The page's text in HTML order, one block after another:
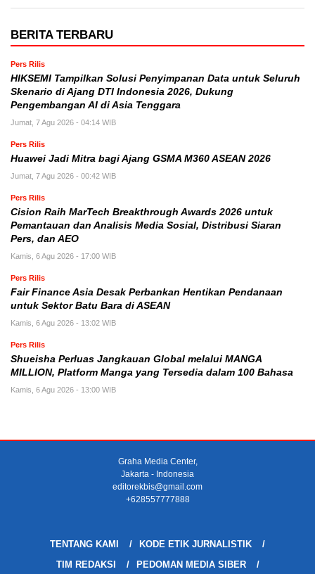
BERITA TERBARU
Pers Rilis
HIKSEMI Tampilkan Solusi Penyimpanan Data untuk Seluruh
Skenario di Ajang DTI Indonesia 2026, Dukung
Pengembangan AI di Asia Tenggara
Jumat, 7 Agu 2026 - 04:14 WIB
Pers Rilis
Huawei Jadi Mitra bagi Ajang GSMA M360 ASEAN 2026
Jumat, 7 Agu 2026 - 00:42 WIB
Pers Rilis
Cision Raih MarTech Breakthrough Awards 2026 untuk
Pemantauan dan Analisis Media Sosial, Distribusi Siaran
Pers, dan AEO
Kamis, 6 Agu 2026 - 17:00 WIB
Pers Rilis
Fair Finance Asia Desak Perbankan Hentikan Pendanaan
untuk Sektor Batu Bara di ASEAN
Kamis, 6 Agu 2026 - 13:02 WIB
Pers Rilis
Shueisha Perluas Jangkauan Global melalui MANGA
MILLION, Platform Manga yang Tersedia dalam 100 Bahasa
Kamis, 6 Agu 2026 - 13:00 WIB
Graha Media Center,
Jakarta - Indonesia
editorekbis@gmail.com
+628557777888
TENTANG KAMI
KODE ETIK JURNALISTIK
TIM REDAKSI
PEDOMAN MEDIA SIBER